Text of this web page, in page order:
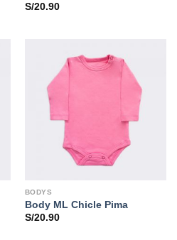
S/20.90
BODYS
Body ML Chicle Pima
S/20.90